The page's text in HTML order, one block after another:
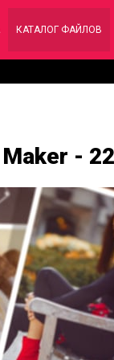
КАТАЛОГ ФАЙЛОВ
-